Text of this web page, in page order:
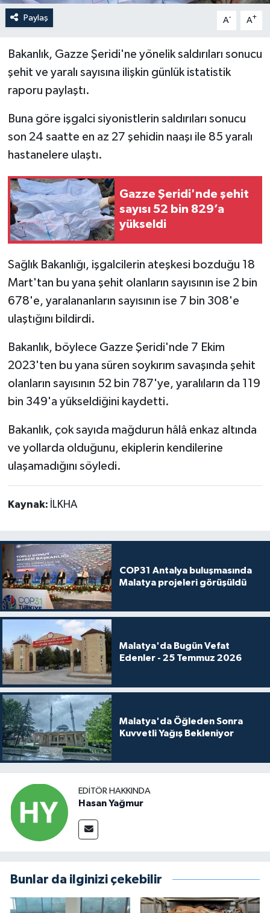
Paylaş A- A+
Bakanlık, Gazze Şeridi'ne yönelik saldırıları sonucu
şehit ve yaralı sayısına ilişkin günlük istatistik
raporu paylaştı.
Buna göre işgalci siyonistlerin saldırıları sonucu
son 24 saatte en az 27 şehidin naaşı ile 85 yaralı
hastanelere ulaştı.
Gazze Şeridi'nde şehit
sayısı 52 bin 829’a
yükseldi
Sağlık Bakanlığı, işgalcilerin ateşkesi bozduğu 18
Mart'tan bu yana şehit olanların sayısının ise 2 bin
678'e, yaralananların sayısının ise 7 bin 308'e
ulaştığını bildirdi.
Bakanlık, böylece Gazze Şeridi'nde 7 Ekim
2023'ten bu yana süren soykırım savaşında şehit
olanların sayısının 52 bin 787'ye, yaralıların da 119
bin 349'a yükseldiğini kaydetti.
Bakanlık, çok sayıda mağdurun hâlâ enkaz altında
ve yollarda olduğunu, ekiplerin kendilerine
ulaşamadığını söyledi.
Kaynak: İLKHA
COP31 Antalya buluşmasında
Malatya projeleri görüşüldü
Malatya'da Bugün Vefat
Edenler - 25 Temmuz 2026
Malatya'da Öğleden Sonra
Kuvvetli Yağış Bekleniyor
EDITÖR HAKKINDA
Hasan Yağmur
Bunlar da ilginizi çekebilir